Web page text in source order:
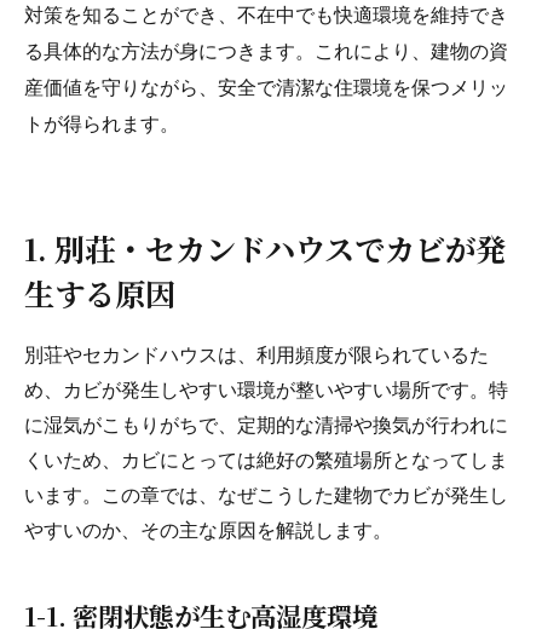
対策を知ることができ、不在中でも快適環境を維持でき
る具体的な方法が身につきます。これにより、建物の資
産価値を守りながら、安全で清潔な住環境を保つメリッ
トが得られます。
1. 別荘・セカンドハウスでカビが発
生する原因
別荘やセカンドハウスは、利用頻度が限られているた
め、カビが発生しやすい環境が整いやすい場所です。特
に湿気がこもりがちで、定期的な清掃や換気が行われに
くいため、カビにとっては絶好の繁殖場所となってしま
います。この章では、なぜこうした建物でカビが発生し
やすいのか、その主な原因を解説します。
1-1. 密閉状態が生む高湿度環境